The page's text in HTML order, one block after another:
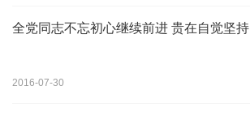
全党同志不忘初心继续前进 贵在自觉坚持
2016-07-30